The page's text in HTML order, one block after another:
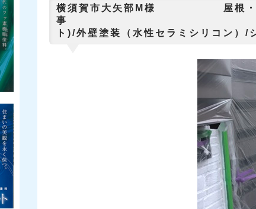
横須賀市大矢部M様 屋根・外
事 屋根塗
ト)/外壁塗装（水性セラミシリコン